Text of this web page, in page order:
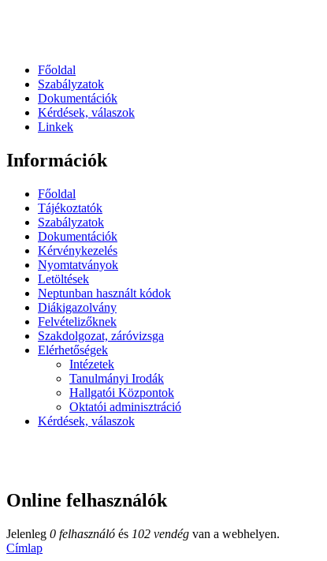
Főoldal
Szabályzatok
Dokumentációk
Kérdések, válaszok
Linkek
Információk
Főoldal
Tájékoztatók
Szabályzatok
Dokumentációk
Kérvénykezelés
Nyomtatványok
Letöltések
Neptunban használt kódok
Diákigazolvány
Felvételizőknek
Szakdolgozat, záróvizsga
Elérhetőségek
Intézetek
Tanulmányi Irodák
Hallgatói Központok
Oktatói adminisztráció
Kérdések, válaszok
Online felhasználók
Jelenleg 0 felhasználó és 102 vendég van a webhelyen.
Címlap